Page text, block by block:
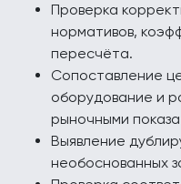
Проверка
нормативов,
пересчёта.
Сопоставление
оборудование и
рыночными
Выявление
необоснованных